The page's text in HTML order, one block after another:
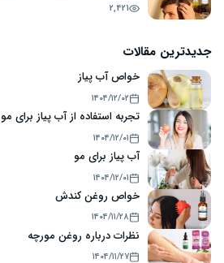
2,421
جدیدترین مقالات
خواص آب پیاز
۱۴۰۴/۱۲/۰۲
تجربه استفاده از آب پیاز برای مو
۱۴۰۴/۱۲/۰۱
آب پیاز برای مو
۱۴۰۴/۱۲/۰۱
خواص روغن کندش
۱۴۰۴/۱۱/۲۸
نظرات درباره روغن مورچه
۱۴۰۴/۱۱/۲۷